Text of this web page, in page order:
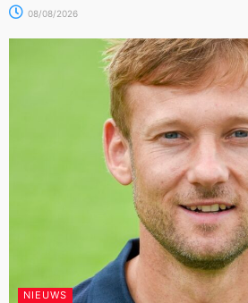
08/08/2026
NIEUWS